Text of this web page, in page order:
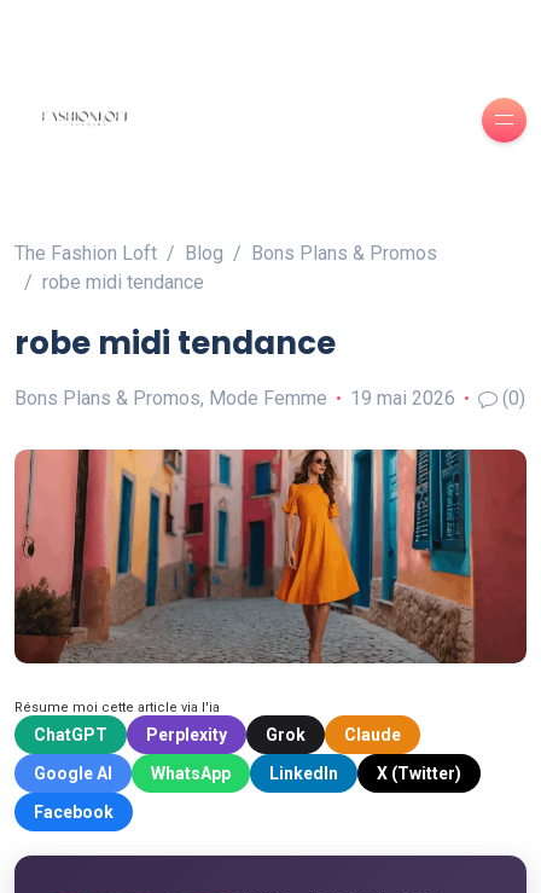
The Fashion Loft Blog
Bons Plans & Promos
robe midi tendance
robe midi tendance
Bons Plans & Promos, Mode Femme 19 mai 2026 (0)
Résume moi cette article via l'ia
ChatGPT Perplexity Grok
Claude
Google AI
WhatsApp LinkedIn
X (Twitter)
Facebook